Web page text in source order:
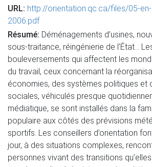
URL: http://orientation.qc.ca/files/05-en-
2006.pdf
Résumé: Déménagements d’usines,
sous-traitance, réingénierie de l’État...
bouleversements qui affectent les
du travail, ceux concernant la
économies, des systèmes politiques et
sociales, véhiculés presque
médiatique, se sont installés dans la
populaire aux côtés des prévisions
sportifs. Les conseillers d’orientation
jour, à des situations complexes,
personnes vivant des transitions